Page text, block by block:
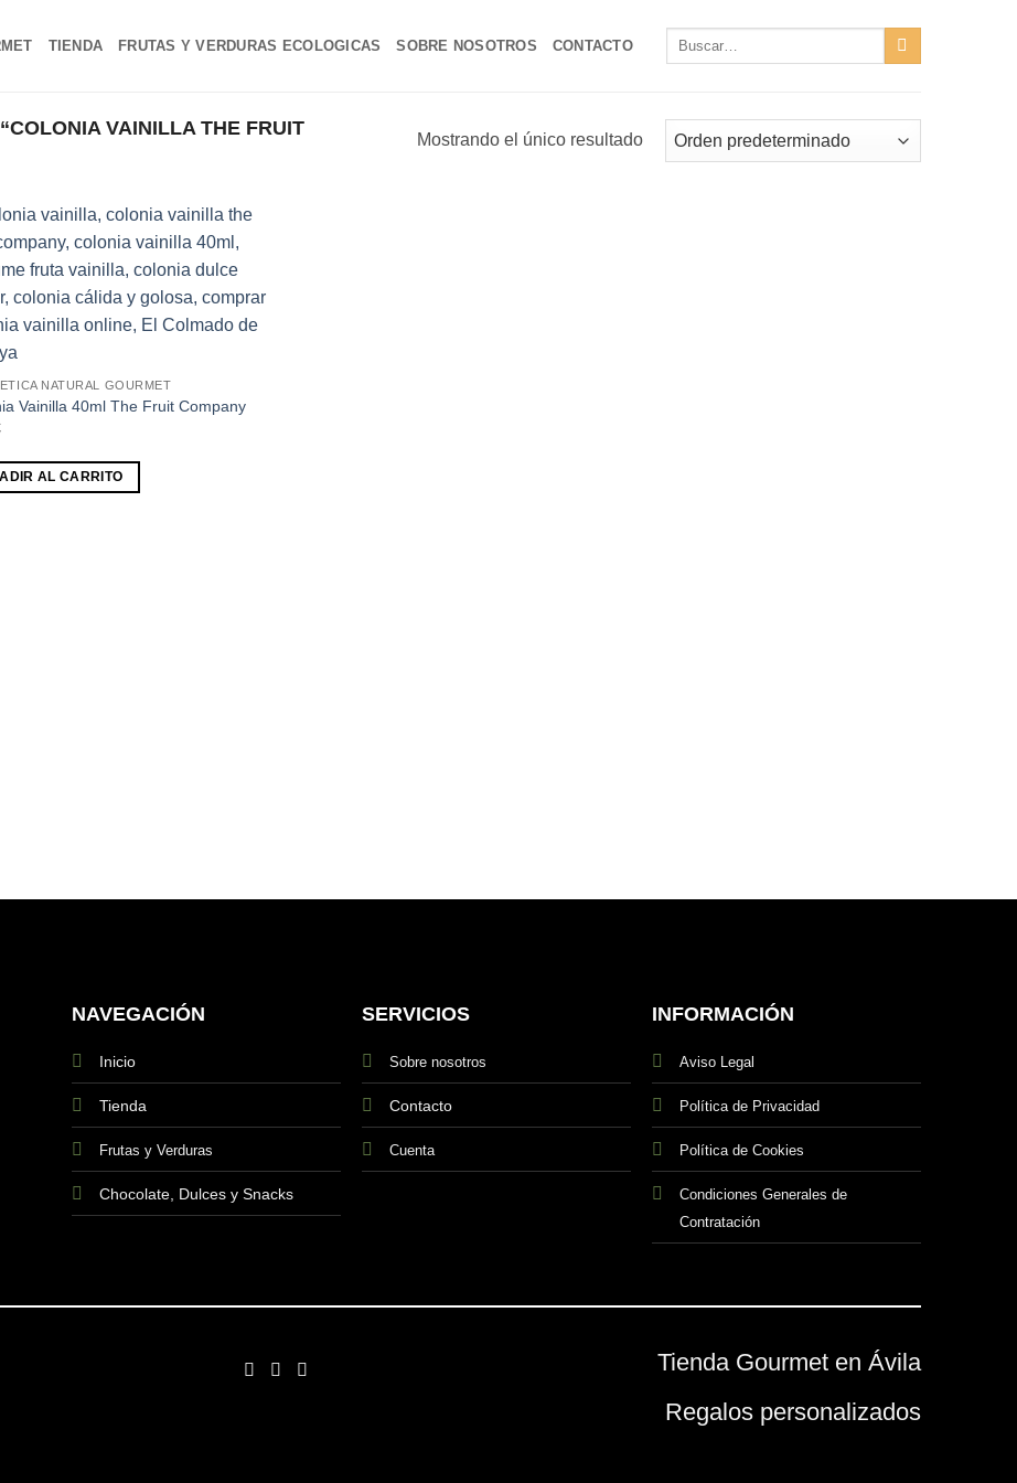
TIENDA FRUTAS Y VERDURAS ECOLOGICAS SOBRE NOSOTROS CONTACTO
Buscar
VAINILLA THE FRUIT
Mostrando el único resultado
Añadir
a la
lista de
deseos
NATURAL GOURMET
Vainilla 40ml The Fruit Company
AL CARRITO
NAVEGACIÓN
Inicio
Tienda
Frutas y Verduras
Chocolate, Dulces y Snacks
SERVICIOS
Sobre nosotros
Contacto
Cuenta
INFORMACIÓN
Aviso Legal
Política de Privacidad
Política de Cookies
Condiciones Generales de
Contratación
Tienda Gourmet en Ávila
Regalos personalizados